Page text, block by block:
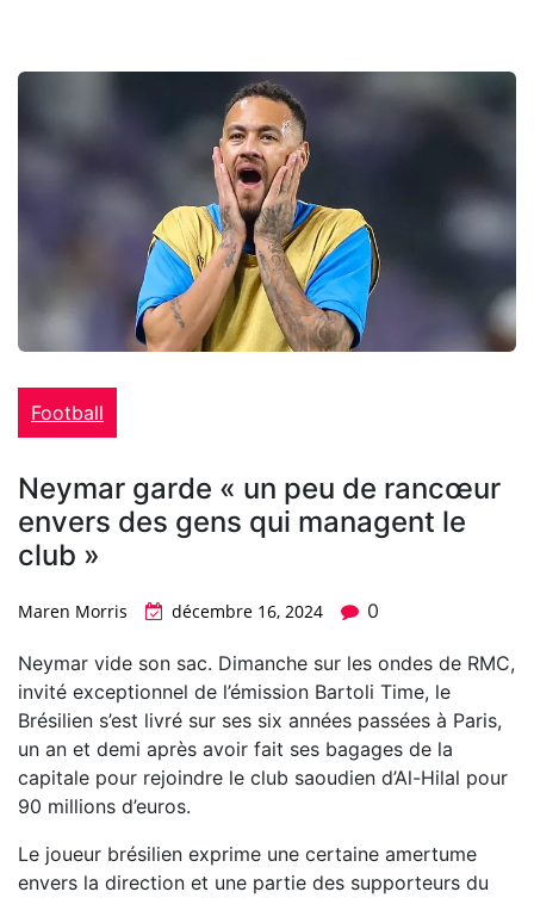
Football
Neymar garde « un peu de rancœur
envers des gens qui managent le
club »
Maren Morris décembre 16, 2024 0
Neymar vide son sac. Dimanche sur les ondes de RMC,
invité exceptionnel de l’émission Bartoli Time, le
Brésilien s’est livré sur ses six années passées à Paris,
un an et demi après avoir fait ses bagages de la
capitale pour rejoindre le club saoudien d’Al-Hilal pour
90 millions d’euros.
Le joueur brésilien exprime une certaine amertume
envers la direction et une partie des supporteurs du